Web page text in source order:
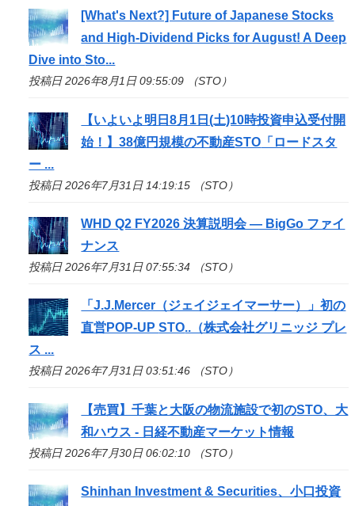
[What's Next?] Future of Japanese Stocks
and High-Dividend Picks for August! A Deep
Dive intoSto...
投稿日 2026年8月1日 09:55:09 （STO）
【いよいよ明日8月1日(土)10時投資申込受付開
始！】38億円規模の不動産STO 「ロードスタ
ー ...
投稿日 2026年7月31日 14:19:15 （STO）
WHD Q2 FY2026 決算説明会 — BigGo ファイ
ナンス
投稿日 2026年7月31日 07:55:34 （STO）
「J.J.Mercer（ジェイジェイマーサー）」初の
直営POP-UPSTO..（株式会社グリニッジ プレ
ス ...
投稿日 2026年7月31日 03:51:46 （STO）
【売買】千葉と大阪の物流施設で初のSTO、大
和ハウス - 日経不動産マーケット情報
投稿日 2026年7月30日 06:02:10 （STO）
Shinhan Investment & Securities、小口投資